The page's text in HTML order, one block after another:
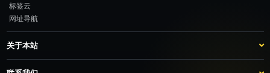
标签云
网址导航
关于本站
站点介绍